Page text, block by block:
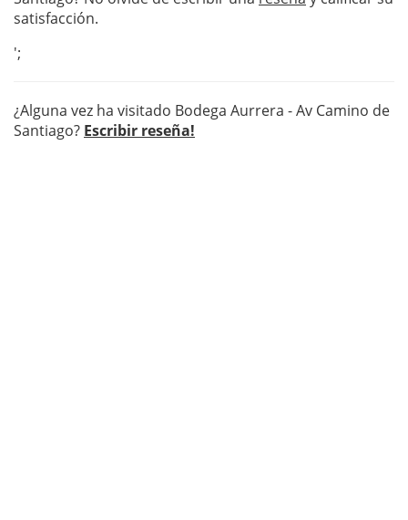
satisfacción.
';
¿Alguna vez ha visitado Bodega Aurrera - Av Camino de
Santiago? Escribir reseña!